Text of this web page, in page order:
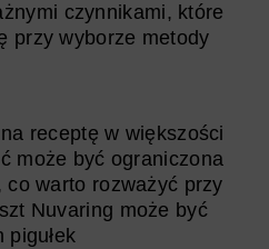
czynnikami, które
przy wyborze metody
receptę w większości
może być ograniczona
warto rozważyć przy
Nuvaring może być